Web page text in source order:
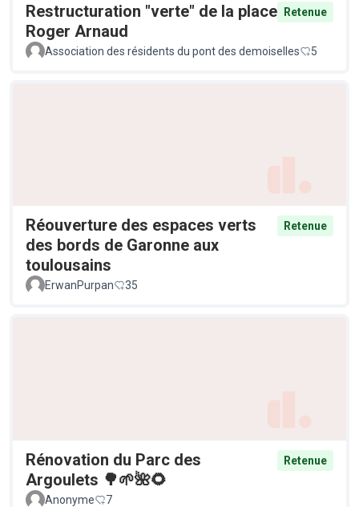
Restructuration "verte" de la place
Roger Arnaud
Retenue
Association des résidents du pont des demoiselles 5
Réouverture des espaces verts
des bords de Garonne aux
toulousains
Retenue
ErwanPurpan 35
Rénovation du Parc des
Argoulets 🌳🌱🌺🌻
Retenue
Anonyme 7